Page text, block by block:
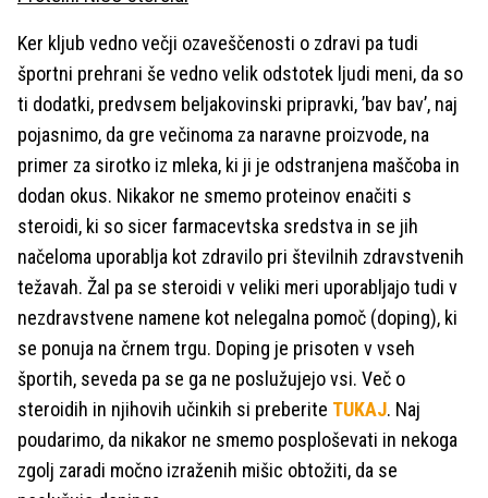
Ker kljub vedno večji ozaveščenosti o zdravi pa tudi
športni prehrani še vedno velik odstotek ljudi meni, da so
ti dodatki, predvsem beljakovinski pripravki, ’bav bav’, naj
pojasnimo, da gre večinoma za naravne proizvode, na
primer za sirotko iz mleka, ki ji je odstranjena maščoba in
dodan okus. Nikakor ne smemo proteinov enačiti s
steroidi, ki so sicer farmacevtska sredstva in se jih
načeloma uporablja kot zdravilo pri številnih zdravstvenih
težavah. Žal pa se steroidi v veliki meri uporabljajo tudi v
nezdravstvene namene kot nelegalna pomoč (doping), ki
se ponuja na črnem trgu. Doping je prisoten v vseh
športih, seveda pa se ga ne poslužujejo vsi. Več o
steroidih in njihovih učinkih si preberite TUKAJ. Naj
poudarimo, da nikakor ne smemo posploševati in nekoga
zgolj zaradi močno izraženih mišic obtožiti, da se